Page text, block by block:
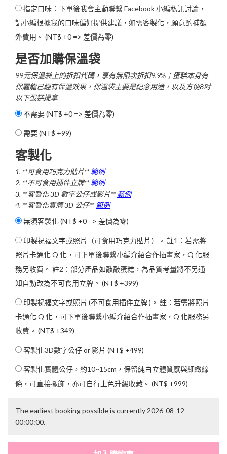
指定口味：下單後我會主動聯繫 Facebook 小編私訊討論，
請小編根據我的口味偏好提供建議，如需客製化，願意酌補額
外費用。 (NT$ +0 => 差價為零)
是否加購保溫袋
99元保溫袋上的折扣代碼，享有無限次折扣9.9%；蛋糕本身有
保麗龍已經有保溫效果，保溫袋主要是紀念用途，以及方便8吋
以下蛋糕提拿
不需要 (NT$ +0 => 差價為零)
需要 (NT$ +99)
客製化
1. **可食用巧克力貼片** 範例
2. **不可食用插件立牌** 範例
3. **客製化 3D 數字公仔或影片** 範例
4. **客製化實體 3D 公仔** 範例
無須客製化 (NT$ +0 => 差價為零)
印製祝福文字或照片（可食用巧克力貼片）。 註1：若需將
照片卡通化 Q 化，可下單後聯繫小編介紹合作插畫家，Q 化服
務另收費。 註2：部分產品如敲敲蛋糕，為品質考量將不另通
知自動改為不可食用立牌。 (NT$ +399)
印製祝福文字或照片 (不可食用插件立牌 )。 註：若需將照片
卡通化 Q 化，可下單後聯繫小編介紹合作插畫家，Q 化服務另
收費。 (NT$ +349)
客製化3D數字公仔 or 影片 (NT$ +499)
客製化實體公仔，約10~15cm，保留純白立體質感與細緻線
條，可直接擺飾，亦可自行上色升級收藏。 (NT$ +999)
The earliest booking possible is currently 2026-08-12
00:00:00.